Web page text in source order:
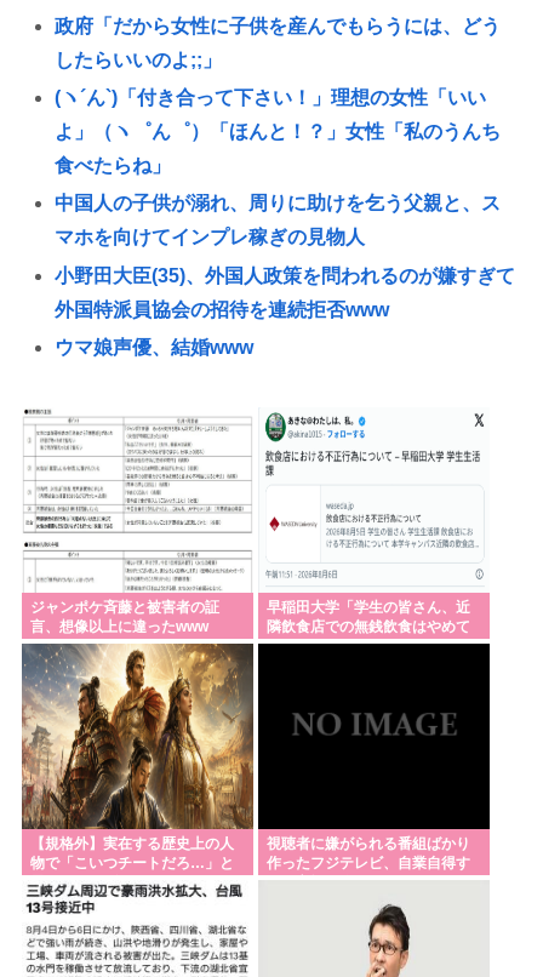
政府「だから女性に子供を産んでもらうには、どう
したらいいのよ;;」
(ヽ´ん`)「付き合って下さい！」理想の女性「いい
よ」（ヽ゜ん゜）「ほんと！？」女性「私のうんち
食べたらね」
中国人の子供が溺れ、周りに助けを乞う父親と、ス
マホを向けてインプレ稼ぎの見物人
小野田大臣(35)、外国人政策を問われるのが嫌すぎて
外国特派員協会の招待を連続拒否www
ウマ娘声優、結婚www
人男性と結婚した日本人女性（31）に”誹謗中傷”殺
到
彼女があまりにできないからイオンモールで通りす
がりの女性に連絡先書いた紙渡すよ
中国ガチでブチ切れてる模様、レアアース高市🇯🇵
への輸出50%減トランプ🇺🇸への輸出も3割減
「教職員の働き方改革は大事だが」吉村知事が危機
感 学力テスト結果が全教科で「平均以下」
【広島】廿日市の中学野球部員死亡事故 書類送検の
医師、別人のCT画像で診察した疑い 頭部出血に気づ
かなかった可能性
悪夢の民主党政権、移民の数を減らしていた事が判
明www
「竣工1年半」韓国・仁川の新築マンションで外壁テ
ラスが落下
吉村知事「子どもの学力テストが全教科平均点以
ジャンポケ斉藤と被害者の証
言、想像以上に違ったwww
早稲田大学「学生の皆さん、近
隣飲食店での無銭飲食はやめて
ください」
【規格外】実在する歴史上の人
物で「こいつチートだろ…」と
思った奴あげてけ
視聴者に嫌がられる番組ばかり
作ったフジテレビ、自業自得す
ぎる立場に陥ってしまい……